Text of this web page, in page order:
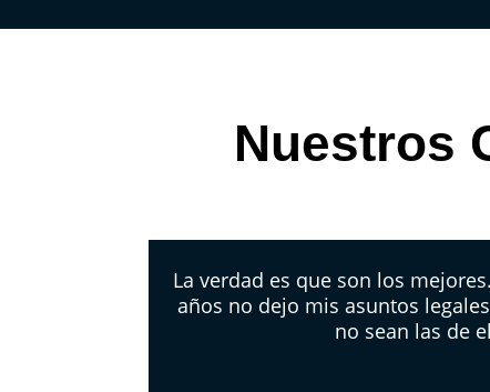
Nuestros
La verdad es que son los
años no dejo mis asuntos
no sean las de